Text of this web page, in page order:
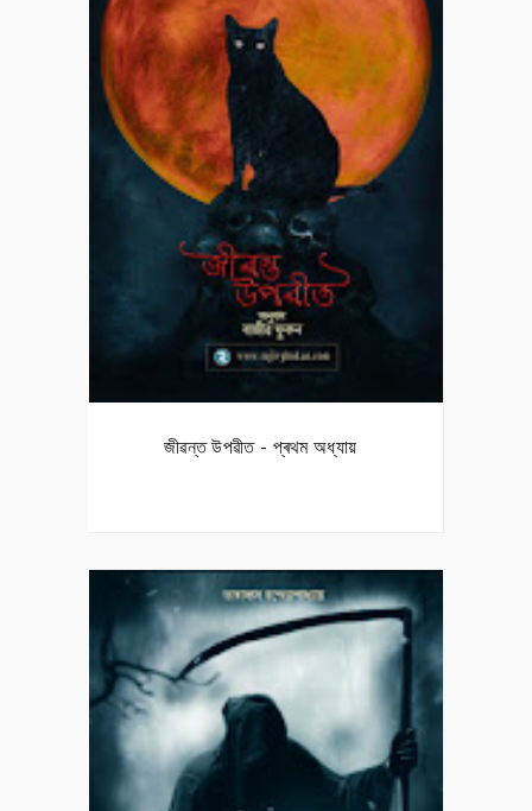
জীৱন্ত উপৱীত - প্ৰথম অধ্যায়